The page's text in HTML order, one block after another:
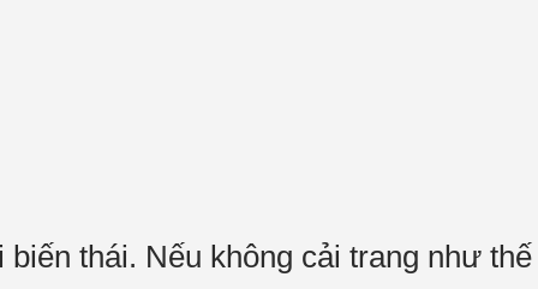
thái. Nếu không cải trang như